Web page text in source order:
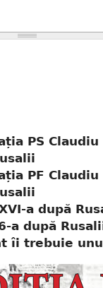
PS Claudiu
PF Claudiu
a după
a după
îi trebuie